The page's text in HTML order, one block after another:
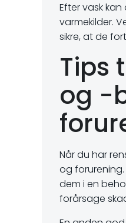
Efter vask
varmekilder.
sikre, at de
Tips
og -
Når du har
og
dem i en
forårsage